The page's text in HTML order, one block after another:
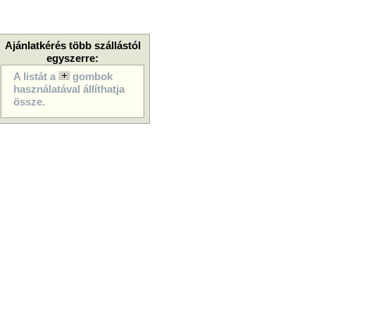
Ajánlatkérés több szállástól
egyszerre:
A listát a
gombok
használatával állíthatja
össze.